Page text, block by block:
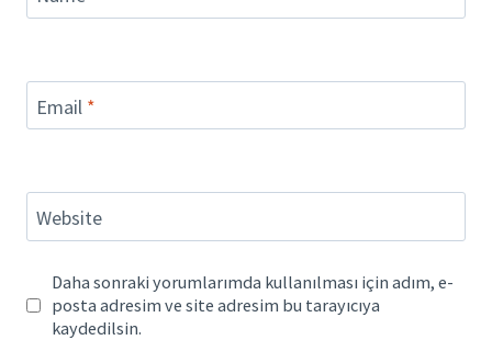
Email *
Website
Daha sonraki yorumlarımda kullanılması için adım, e-
posta adresim ve site adresim bu tarayıcıya
kaydedilsin.